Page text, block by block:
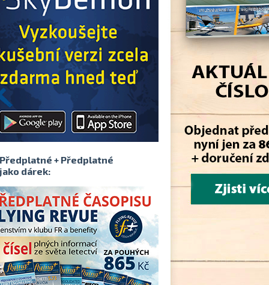
Předplatné + Předplatné
jako dárek: